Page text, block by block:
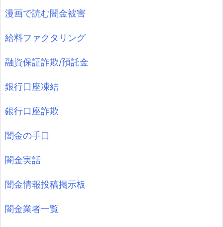
漫画で読む闇金被害
給料ファクタリング
融資保証詐欺/預託金
銀行口座凍結
銀行口座詐欺
闇金の手口
闇金実話
闇金情報投稿掲示板
闇金業者一覧